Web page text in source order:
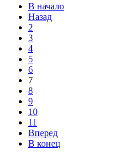
В начало
Назад
2
3
4
5
6
7
8
9
10
11
Вперед
В конец